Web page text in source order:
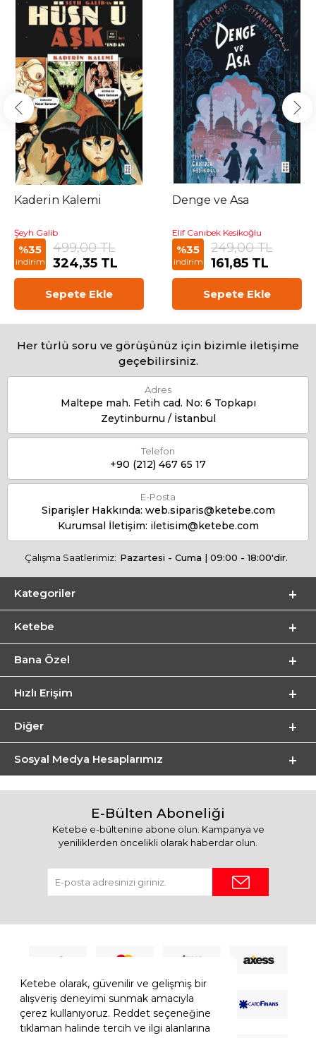
Ketebe olarak, güvenilir ve gelişmiş bir
alışveriş deneyimi sunmak amacıyla
çerez kullanıyoruz. Reddet seçeneğine
tıklaman halinde tercih ve ilgi alanlarına
Kaderin Kalemi
Şeyh Galib
%35
indirim
499,00 TL
324,35 TL
Sepete Ekle
Denge ve Asa
Elif Canıbek Kesikoğlu
%35
indirim
249,00 TL
161,85 TL
Sepete Ekle
Her türlü soru ve görüşünüz için bizimle iletişime
geçebilirsiniz.
Adres
Maltepe mah. Fetih cad. No: 6 Topkapı
Zeytinburnu / İstanbul
Telefon
+90 (212) 467 65 17
E-Posta
Siparişler Hakkında: web.siparis@ketebe.com
Kurumsal İletişim: iletisim@ketebe.com
Çalışma Saatlerimiz: Pazartesi - Cuma | 09:00 - 18:00'dir.
Kategoriler
Ketebe
Bana Özel
Hızlı Erişim
Diğer
Sosyal Medya Hesaplarımız
E-Bülten Aboneliği
Ketebe e-bültenine abone olun. Kampanya ve
yeniliklerden öncelikli olarak haberdar olun.